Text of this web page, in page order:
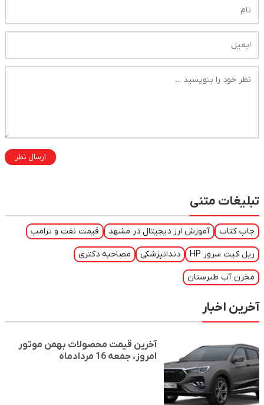
ارسال نظر
تبلیغات متنی
چاپ کتاب آموزش ارز دیجیتال در مشهد قیمت نفت و ترامپ
ریل کیت سرور HP دندانپزشکی مصاحبه دکتری
مخزن آب طبرستان
آخرین اخبار
آخرین قیمت محصولات بهمن موتور
امروز، جمعه 16 مردادماه